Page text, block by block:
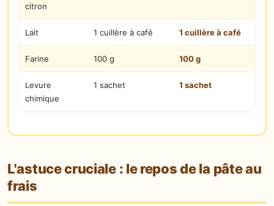
citron
Lait 1 cuillère à café 1 cuillère à café
Farine 100 g 100 g
Levure
chimique
1 sachet 1 sachet
L'astuce cruciale : le repos de la pâte au
frais